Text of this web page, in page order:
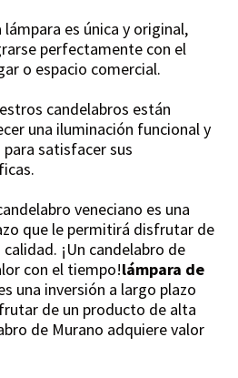
lámpara es única y original,
perfectamente con el
o espacio comercial.
candelabros están
una iluminación funcional y
satisfacer sus
veneciano es una
que le permitirá disfrutar de
¡Un candelabro de
con el tiempo!lámpara de
una inversión a largo plazo
de un producto de alta
de Murano adquiere valor